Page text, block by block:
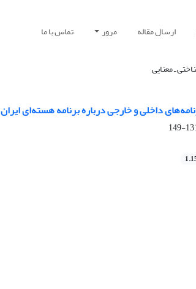
ارسال مقاله مرور تماس با ما
ـ‌ معنایی
داخلی و خارجی درباره برنامه هسته‌ای ایران
131-